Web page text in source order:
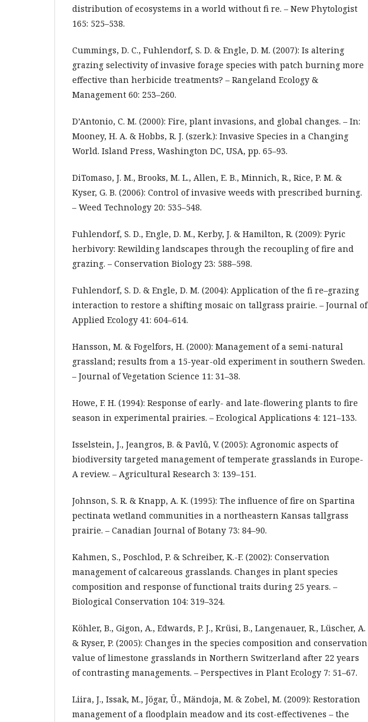
distribution of ecosystems in a world without fi re. – New Phytologist
165: 525–538.
Cummings, D. C., Fuhlendorf, S. D. & Engle, D. M. (2007): Is altering
grazing selectivity of invasive forage species with patch burning more
effective than herbicide treatments? – Rangeland Ecology &
Management 60: 253–260.
D’Antonio, C. M. (2000): Fire, plant invasions, and global changes. – In:
Mooney, H. A. & Hobbs, R. J. (szerk.): Invasive Species in a Changing
World. Island Press, Washington DC, USA, pp. 65–93.
DiTomaso, J. M., Brooks, M. L., Allen, E. B., Minnich, R., Rice, P. M. &
Kyser, G. B. (2006): Control of invasive weeds with prescribed burning.
– Weed Technology 20: 535–548.
Fuhlendorf, S. D., Engle, D. M., Kerby, J. & Hamilton, R. (2009): Pyric
herbivory: Rewilding landscapes through the recoupling of fire and
grazing. – Conservation Biology 23: 588–598.
Fuhlendorf, S. D. & Engle, D. M. (2004): Application of the fi re–grazing
interaction to restore a shifting mosaic on tallgrass prairie. – Journal of
Applied Ecology 41: 604–614.
Hansson, M. & Fogelfors, H. (2000): Management of a semi-natural
grassland; results from a 15-year-old experiment in southern Sweden.
– Journal of Vegetation Science 11: 31–38.
Howe, F. H. (1994): Response of early- and late-flowering plants to fire
season in experimental prairies. – Ecological Applications 4: 121–133.
Isselstein, J., Jeangros, B. & Pavlů, V. (2005): Agronomic aspects of
biodiversity targeted management of temperate grasslands in Europe-
A review. – Agricultural Research 3: 139–151.
Johnson, S. R. & Knapp, A. K. (1995): The influence of fire on Spartina
pectinata wetland communities in a northeastern Kansas tallgrass
prairie. – Canadian Journal of Botany 73: 84–90.
Kahmen, S., Poschlod, P. & Schreiber, K.-F. (2002): Conservation
management of calcareous grasslands. Changes in plant species
composition and response of functional traits during 25 years. –
Biological Conservation 104: 319–324.
Köhler, B., Gigon, A., Edwards, P. J., Krüsi, B., Langenauer, R., Lüscher, A.
& Ryser, P. (2005): Changes in the species composition and conservation
value of limestone grasslands in Northern Switzerland after 22 years
of contrasting managements. – Perspectives in Plant Ecology 7: 51–67.
Liira, J., Issak, M., Jögar, Ü., Mändoja, M. & Zobel, M. (2009): Restoration
management of a floodplain meadow and its cost-effectivenes – the